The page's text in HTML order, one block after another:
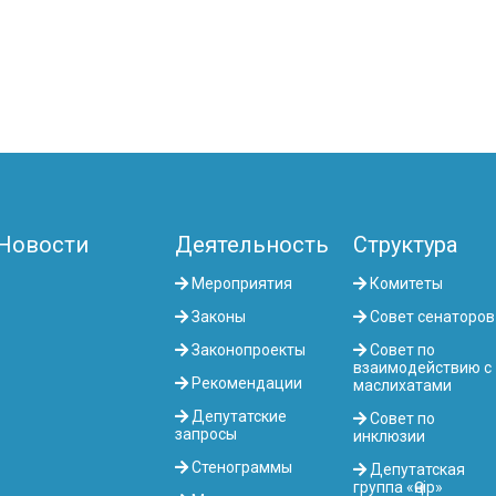
Деятельность
Мероприятия
Законы
Законопроекты
Рекомендации
Депутатские
запросы
Стенограммы
Структура
Комитеты
Совет сенаторов
Совет по
взаимодействию с
маслихатами
Совет по
инклюзии
Депутатская
группа «Өңір»